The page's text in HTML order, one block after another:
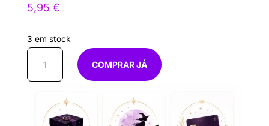
5,95 €
3 em stock
Quantidade
Tigre
COMPRAR JÁ